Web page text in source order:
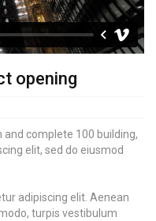
opening
complete 100 building,
elit, sed do eiusmod
adipiscing elit. Aenean
turpis vestibulum